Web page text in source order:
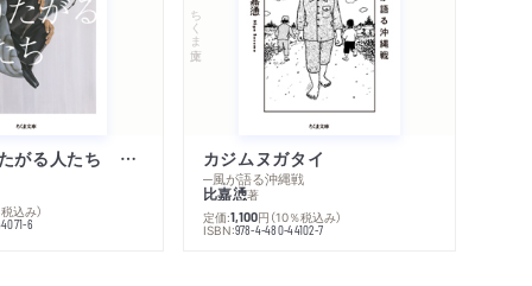
不幸になりたがる人たち 増補新版
込み）
6
ちくま文庫
カジムヌガタイ
─風が語る沖縄戦
比嘉慂著
定価:1,100円 （10％税込み）
ISBN:978-4-480-44102-7